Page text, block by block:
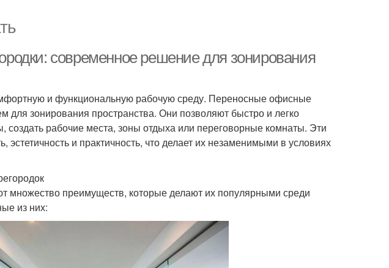
современное решение для зонирования
и функциональную рабочую среду. Переносные офисные
для зонирования пространства. Они позволяют быстро и легко
создать рабочие места, зоны отдыха или переговорные комнаты. Эти
эстетичность и практичность, что делает их незаменимыми в условиях
множество преимуществ, которые делают их популярными среди
из них: